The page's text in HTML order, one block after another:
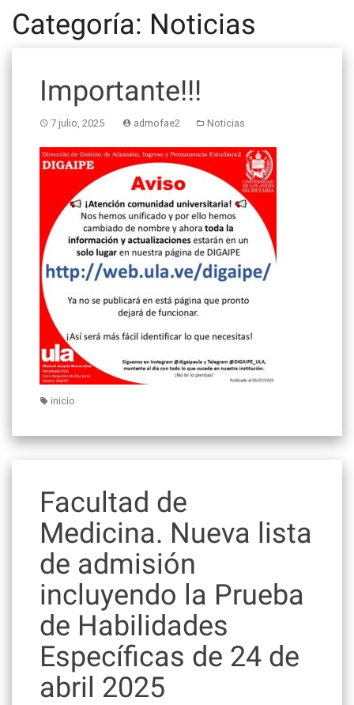
Categoría: Noticias
Importante!!!
7 julio, 2025 admofae2 Noticias
inicio
Facultad de
Medicina. Nueva lista
de admisión
incluyendo la Prueba
de Habilidades
Específicas de 24 de
abril 2025